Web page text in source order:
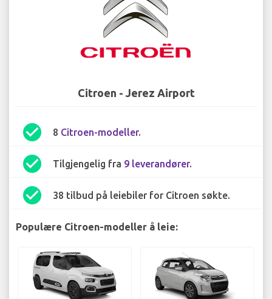
Citroen - Jerez Airport
check_circle 8 Citroen-modeller.
check_circle Tilgjengelig fra 9 leverandører.
check_circle 38 tilbud på leiebiler for Citroen søkte.
Populære Citroen-modeller å leie: